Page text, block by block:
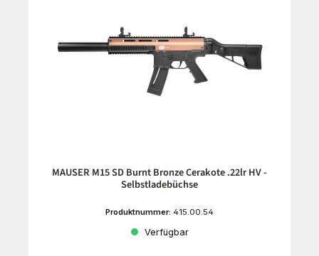
MAUSER M15 SD Burnt Bronze Cerakote .22lr HV -
Selbstladebüchse
Produktnummer: 415.00.54
Verfügbar